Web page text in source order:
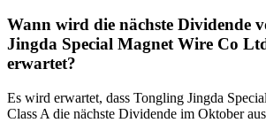
Wann wird die nächste Dividende
Jingda Special Magnet Wire Co
erwartet?
Es wird erwartet, dass Tongling Jingda
Class A die nächste Dividende im Oktober